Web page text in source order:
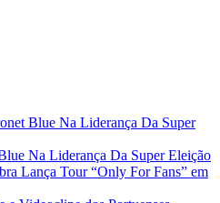
Blue Na Liderança Da Super
Na Liderança Da Super Eleição
Lança Tour “Only For Fans” em